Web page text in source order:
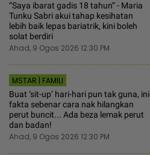
“Saya ibarat gadis 18 tahun“ - Maria
Tunku Sabri akui tahap kesihatan
lebih baik lepas bariatrik, kini boleh
solat berdiri
Ahad, 9 Ogos 2026 12:30 PM
MSTAR | FAMILI
Buat ‘sit-up’ hari-hari pun tak guna, ini
fakta sebenar cara nak hilangkan
perut buncit... Ada beza lemak perut
dan badan!
Ahad, 9 Ogos 2026 12:30 PM